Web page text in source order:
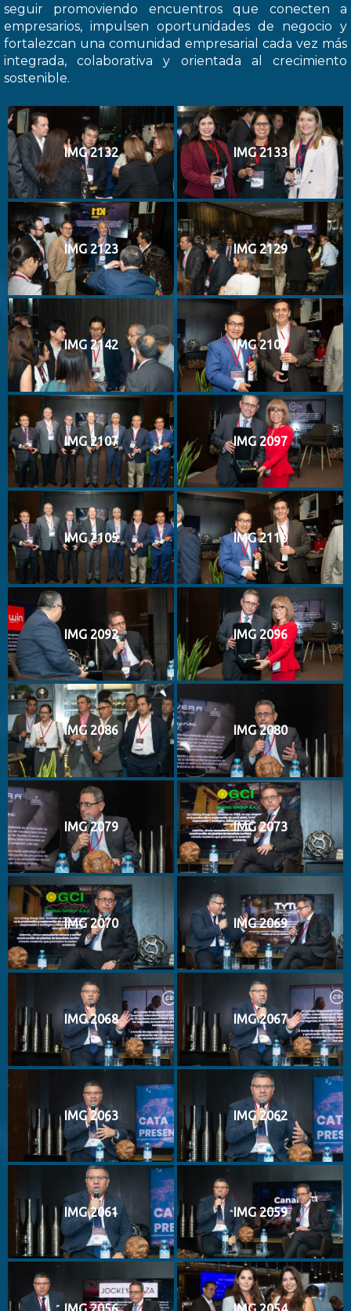
seguir promoviendo encuentros que conecten a
empresarios, impulsen oportunidades de negocio y
fortalezcan una comunidad empresarial cada vez más
integrada, colaborativa y orientada al crecimiento
sostenible.
IMG 2132 IMG 2133
IMG 2123 IMG 2129
IMG 2142 IMG 2109
IMG 2107 IMG 2097
IMG 2105 IMG 2110
IMG 2092 IMG 2096
IMG 2086 IMG 2080
IMG 2079 IMG 2073
IMG 2070 IMG 2069
IMG 2068 IMG 2067
IMG 2063 IMG 2062
IMG 2061 IMG 2059